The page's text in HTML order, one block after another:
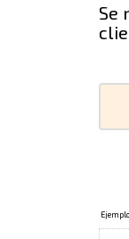
Se